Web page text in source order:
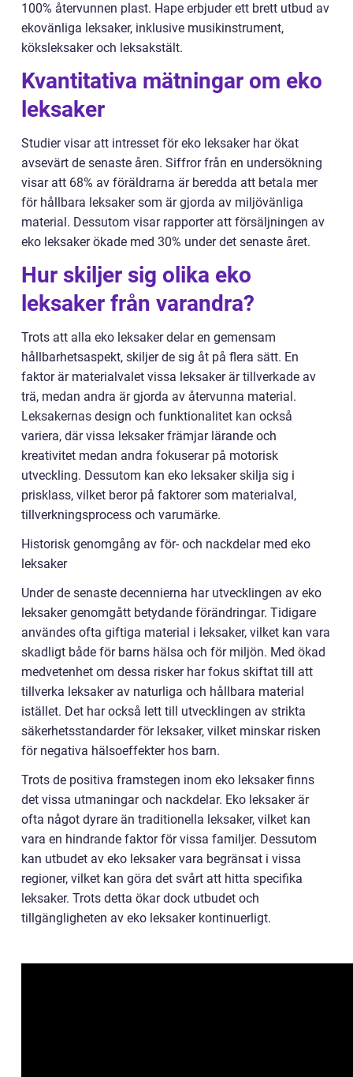
100% återvunnen plast. Hape erbjuder ett brett utbud av
ekovänliga leksaker, inklusive musikinstrument,
köksleksaker och leksakstält.
Kvantitativa mätningar om eko
leksaker
Studier visar att intresset för eko leksaker har ökat
avsevärt de senaste åren. Siffror från en undersökning
visar att 68% av föräldrarna är beredda att betala mer
för hållbara leksaker som är gjorda av miljövänliga
material. Dessutom visar rapporter att försäljningen av
eko leksaker ökade med 30% under det senaste året.
Hur skiljer sig olika eko
leksaker från varandra?
Trots att alla eko leksaker delar en gemensam
hållbarhetsaspekt, skiljer de sig åt på flera sätt. En
faktor är materialvalet vissa leksaker är tillverkade av
trä, medan andra är gjorda av återvunna material.
Leksakernas design och funktionalitet kan också
variera, där vissa leksaker främjar lärande och
kreativitet medan andra fokuserar på motorisk
utveckling. Dessutom kan eko leksaker skilja sig i
prisklass, vilket beror på faktorer som materialval,
tillverkningsprocess och varumärke.
Historisk genomgång av för- och nackdelar med eko
leksaker
Under de senaste decennierna har utvecklingen av eko
leksaker genomgått betydande förändringar. Tidigare
användes ofta giftiga material i leksaker, vilket kan vara
skadligt både för barns hälsa och för miljön. Med ökad
medvetenhet om dessa risker har fokus skiftat till att
tillverka leksaker av naturliga och hållbara material
istället. Det har också lett till utvecklingen av strikta
säkerhetsstandarder för leksaker, vilket minskar risken
för negativa hälsoeffekter hos barn.
Trots de positiva framstegen inom eko leksaker finns
det vissa utmaningar och nackdelar. Eko leksaker är
ofta något dyrare än traditionella leksaker, vilket kan
vara en hindrande faktor för vissa familjer. Dessutom
kan utbudet av eko leksaker vara begränsat i vissa
regioner, vilket kan göra det svårt att hitta specifika
leksaker. Trots detta ökar dock utbudet och
tillgängligheten av eko leksaker kontinuerligt.